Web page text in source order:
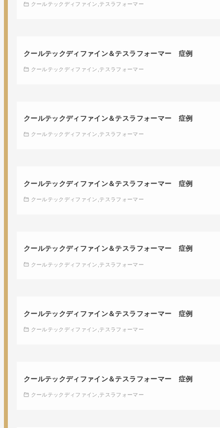
クールテックディファイン テスラフォーマー
クールテックディファイン＆テスラフォーマー 症例
クールテックディファイン テスラフォーマー
クールテックディファイン＆テスラフォーマー 症例
クールテックディファイン テスラフォーマー
クールテックディファイン＆テスラフォーマー 症例
クールテックディファイン テスラフォーマー
クールテックディファイン＆テスラフォーマー 症例
クールテックディファイン テスラフォーマー
クールテックディファイン＆テスラフォーマー 症例
クールテックディファイン テスラフォーマー
クールテックディファイン＆テスラフォーマー 症例
クールテックディファイン テスラフォーマー